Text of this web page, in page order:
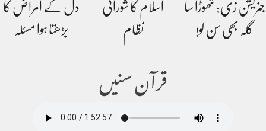
جنریشن زی: تھوڑا سا
گلہ بھی سن لو!
اسلام کا شورائی
نظام
دل کے امراض کا
بڑھتا ہوا مسئلہ
قرآن سنیں